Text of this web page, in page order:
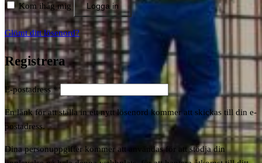
Kom ihåg mig Logga in
Glömt ditt lösenord?
Registrera
E-postadress*Obligatoriskt
En länk för att ställa in ett nytt lösenord kommer att skickas till din e-
postadress.
Dina personuppgifter kommer att användas för att stödja din